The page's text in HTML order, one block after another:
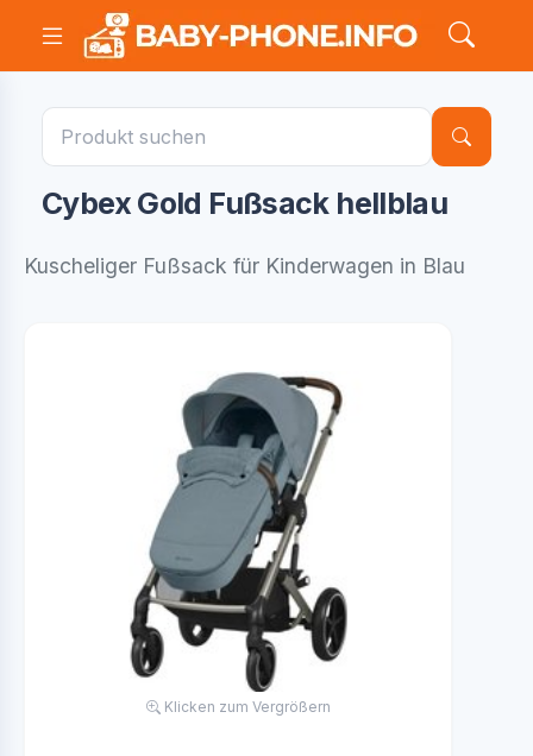
Cybex Gold Fußsack hellblau
Kuscheliger Fußsack für Kinderwagen in Blau
Klicken zum Vergrößern